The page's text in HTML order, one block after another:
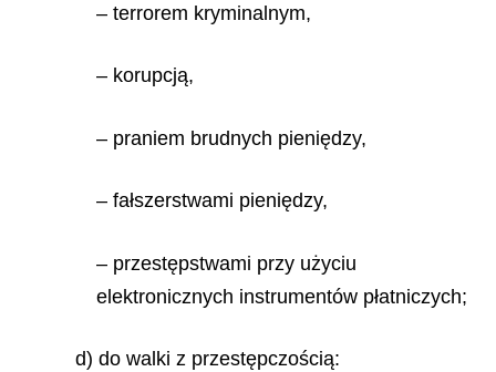
– terrorem kryminalnym,
– korupcją,
– praniem brudnych pieniędzy,
– fałszerstwami pieniędzy,
– przestępstwami przy użyciu
elektronicznych instrumentów płatniczych;
d) do walki z przestępczością: